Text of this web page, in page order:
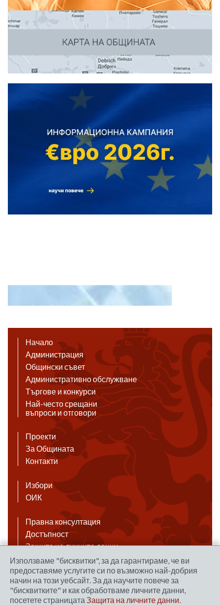
Начало
Администрация
Общински съвет
Административно обслужване
Търгове и конкурси
Най-често срещани
въпроси и отговори
Проекти
За Общината
Контакти
Избори
ОИК
Правна консултация
Достъпност
Защита на личните данни
Антикорупция
Връзки
Използваме "бисквитки", за да гарантираме, че ви
предоставяме услугите си по възможно най-добрия
начин на този уебсайт. За да научите повече за
"бисквитките" и как обработваме личните данни,
посетете страницата Защита на личните данни.